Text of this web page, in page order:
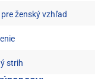
ženský vzhľad
strih